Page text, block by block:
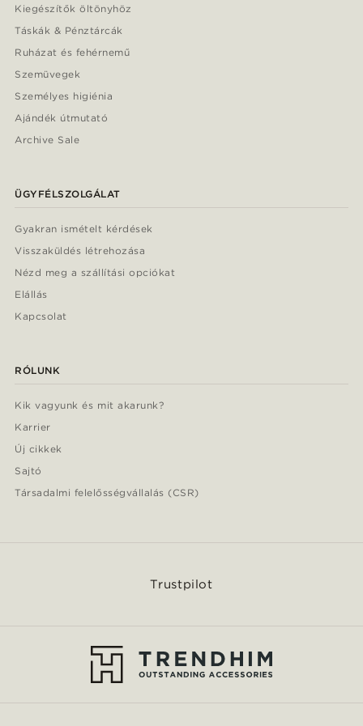
Kiegészítők öltönyhöz
Táskák & Pénztárcák
Ruházat és fehérnemű
Szemüvegek
Személyes higiénia
Ajándék útmutató
Archive Sale
ÜGYFÉLSZOLGÁLAT
Gyakran ismételt kérdések
Visszaküldés létrehozása
Nézd meg a szállítási opciókat
Elállás
Kapcsolat
RÓLUNK
Kik vagyunk és mit akarunk?
Karrier
Új cikkek
Sajtó
Társadalmi felelősségvállalás (CSR)
Trustpilot